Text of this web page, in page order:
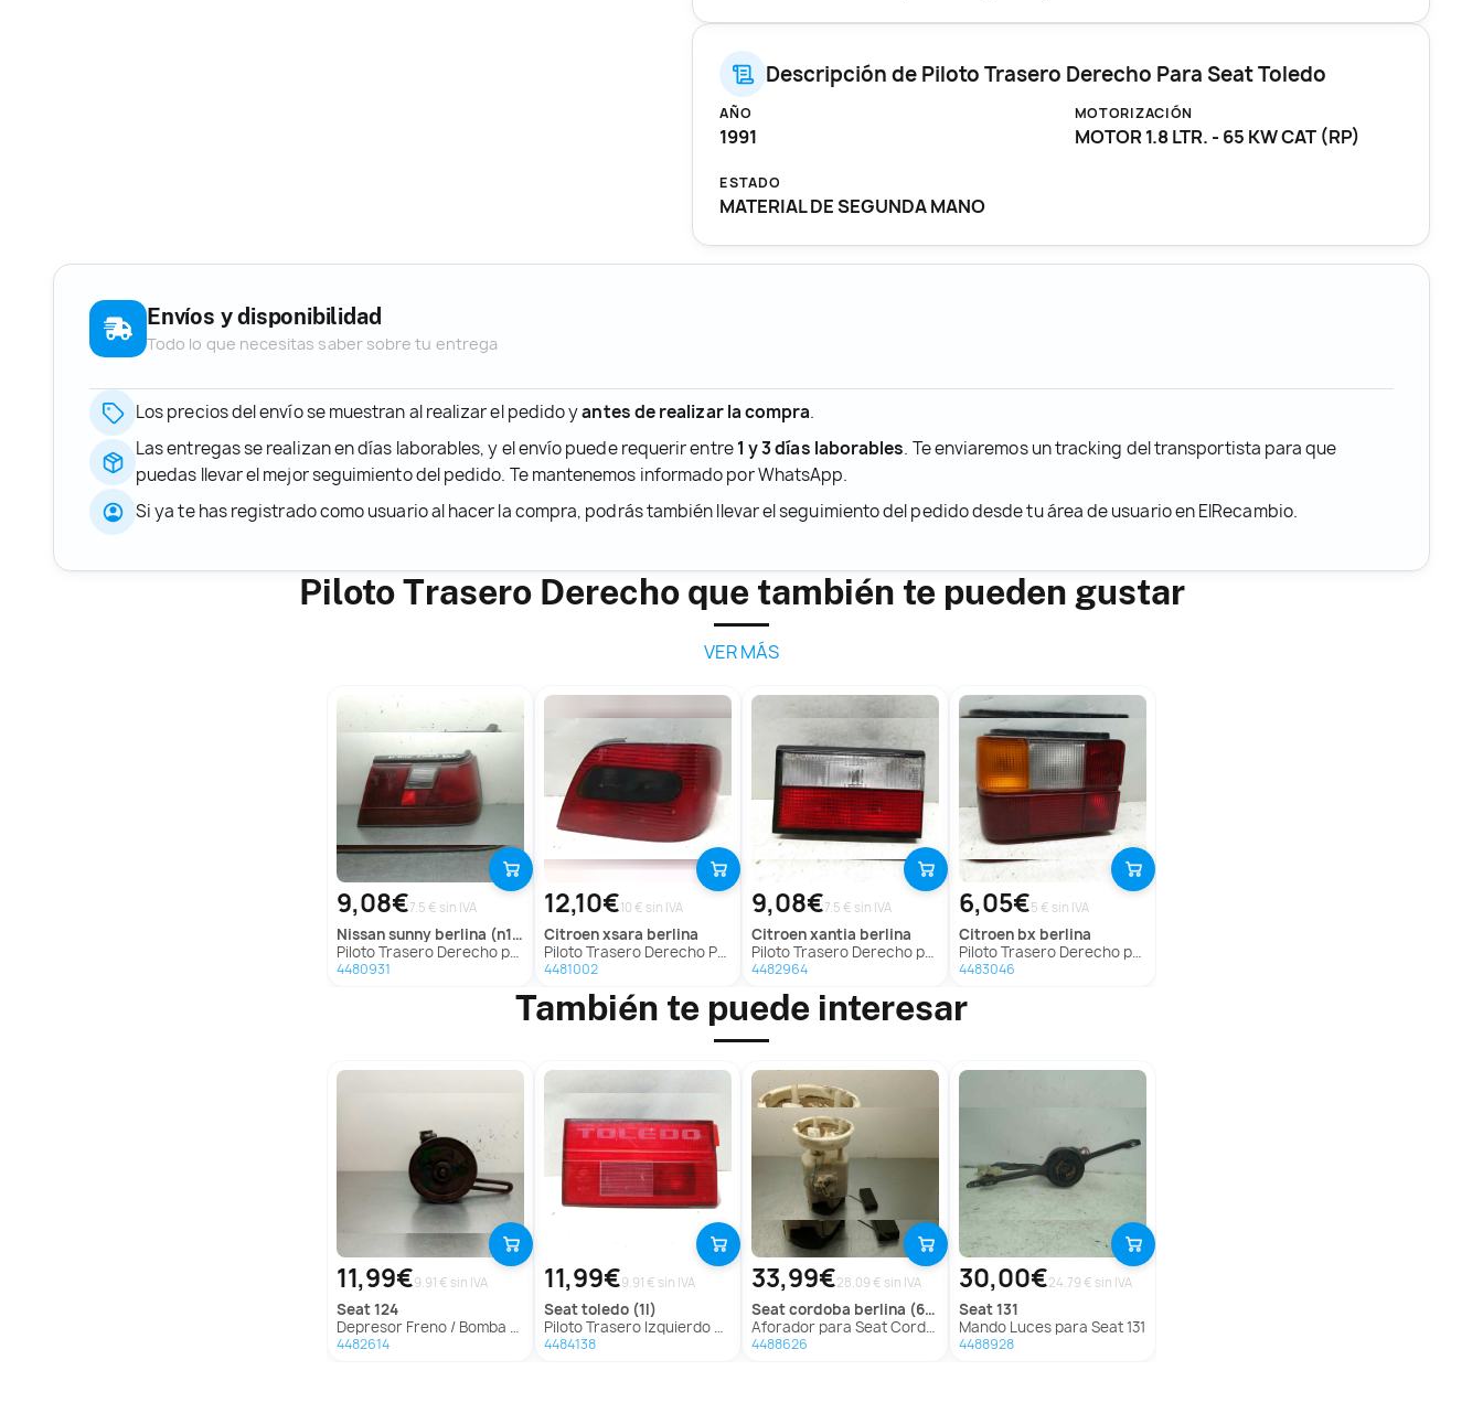
Descripción de Piloto Trasero Derecho Para Seat Toledo
AÑO
1991
MOTORIZACIÓN
MOTOR 1.8 LTR. - 65 KW CAT (RP)
ESTADO
MATERIAL DE SEGUNDA MANO
Envíos y disponibilidad
Todo lo que necesitas saber sobre tu entrega
Los precios del envío se muestran al realizar el pedido yantes de realizar la compra.
Las entregas se realizan en días laborables, y el envío puede requerir entre1 y 3 días laborables. Te enviaremos un tracking del transportista para que
puedas llevar el mejor seguimiento del pedido. Te mantenemos informado por WhatsApp.
Si ya te has registrado como usuario al hacer la compra, podrás también llevar el seguimiento del pedido desde tu área de usuario en ElRecambio.
Piloto Trasero Derecho que también te pueden gustar
VER MÁS
9,08€7.5 € sin IVA
nissansunny berlina (n13)
Piloto Trasero Derecho para Nissan Sunny Berlina (N13)
4480931
12,10€10 € sin IVA
citroenxsara berlina
Piloto Trasero Derecho Para Citroen Xsara Berlina
4481002
9,08€7.5 € sin IVA
citroenxantia berlina
Piloto Trasero Derecho para Citroën Xantia Berlina
4482964
6,05€5 € sin IVA
citroen bx berlina
Piloto Trasero Derecho para Citroën Bx Berlina
4483046
También te puede interesar
11,99€9.91 € sin IVA
seat124
Depresor Freno / Bomba Vacio para Seat 124
4482614
11,99€9.91 € sin IVA
seattoledo (1l)
Piloto Trasero Izquierdo para Seat Toledo (1L)
4484138
33,99€28.09 € sin IVA
seatcordoba berlina (6k2)
Aforador para Seat Cordoba Berlina (6K2)
4488626
30,00€24.79 € sin IVA
seat131
Mando Luces para Seat 131
4488928